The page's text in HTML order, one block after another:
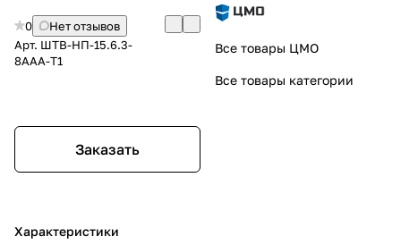
0
Нет отзывов
Арт. ШТВ-НП-15.6.3-
8ААА-Т1
Заказать
Характеристики
Все товары ЦМО
Все товары категории